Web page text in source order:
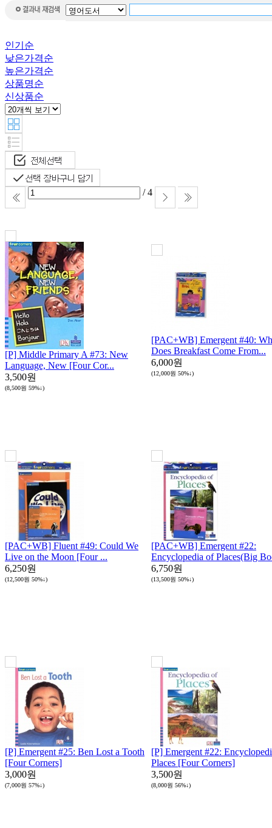
dictionary
Fox the tiger
인기순
낮은가격순
높은가격순
상품명순
신상품순
/ 4
[P] Middle Primary A #73: New
Language, New [Four Cor...
3,500원
(8,500원 59%↓)
[PAC+WB] Emergent #40:
Does Breakfast Come From...
6,000원
(12,000원 50%↓)
[PAC+WB] Fluent #49: Could We
Live on the Moon [Four ...
6,250원
(12,500원 50%↓)
[PAC+WB] Emergent #22:
Encyclopedia of Places(Big
6,750원
(13,500원 50%↓)
[P] Emergent #25: Ben Lost a Tooth
[Four Corners]
3,000원
(7,000원 57%↓)
[P] Emergent #22:
Places [Four Corners]
3,500원
(8,000원 56%↓)